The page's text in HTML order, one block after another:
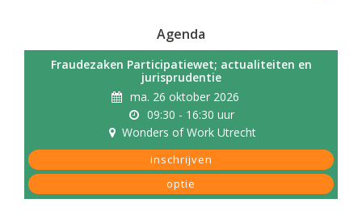
Agenda
Fraudezaken Participatiewet; actualiteiten en
jurisprudentie
ma. 26 oktober 2026
09:30 - 16:30 uur
Wonders of Work Utrecht
inschrijven
optie